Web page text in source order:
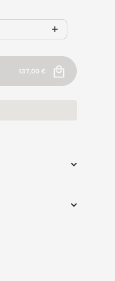
137,00 €